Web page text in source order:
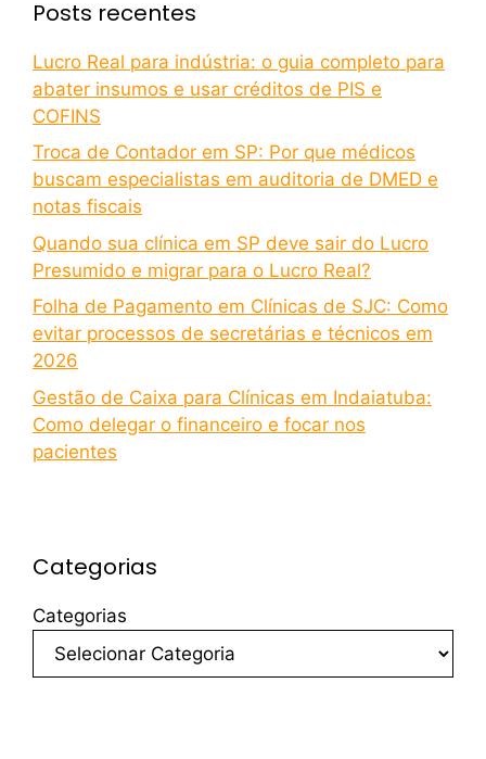
Posts recentes
Lucro Real para indústria: o guia completo para
abater insumos e usar créditos de PIS e
COFINS
Troca de Contador em SP: Por que médicos
buscam especialistas em auditoria de DMED e
notas fiscais
Quando sua clínica em SP deve sair do Lucro
Presumido e migrar para o Lucro Real?
Folha de Pagamento em Clínicas de SJC: Como
evitar processos de secretárias e técnicos em
2026
Gestão de Caixa para Clínicas em Indaiatuba:
Como delegar o financeiro e focar nos
pacientes
Categorias
Categorias